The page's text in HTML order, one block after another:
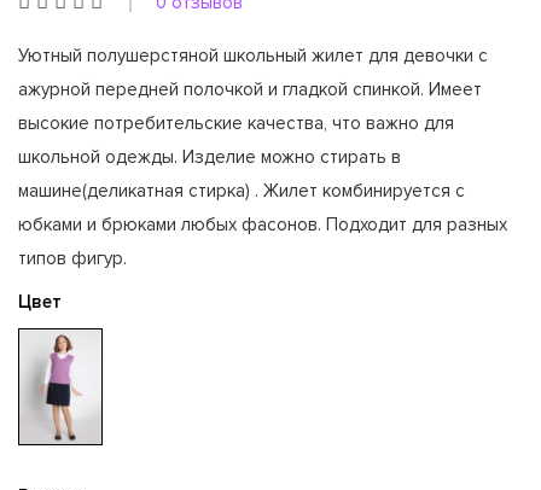
Уютный полушерстяной школьный жилет для девочки с
ажурной передней полочкой и гладкой спинкой. Имеет
высокие потребительские качества, что важно для
школьной одежды. Изделие можно стирать в
машине(деликатная стирка) . Жилет комбинируется с
юбками и брюками любых фасонов. Подходит для разных
типов фигур.
Цвет